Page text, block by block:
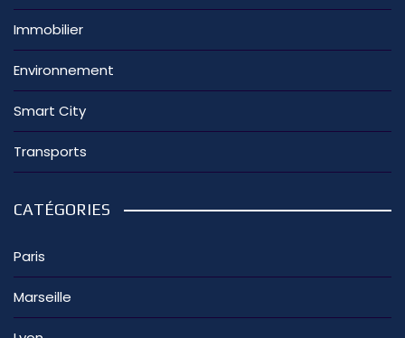
Immobilier
Environnement
Smart City
Transports
CATÉGORIES
Paris
Marseille